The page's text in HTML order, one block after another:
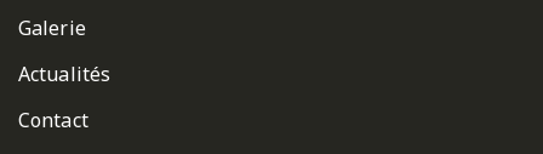
Galerie
Actualités
Contact